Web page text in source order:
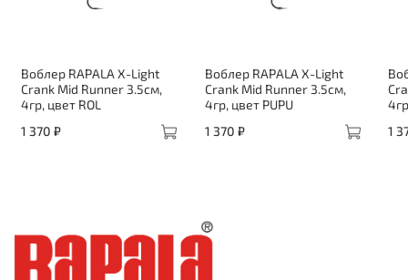
Воблер RAPALA X-Light
Crank Mid Runner 3.5см,
4гр, цвет ROL
1 370 ₽
Воблер RAPALA X-Light
Crank Mid Runner 3.5см,
4гр, цвет PUPU
1 370 ₽
1